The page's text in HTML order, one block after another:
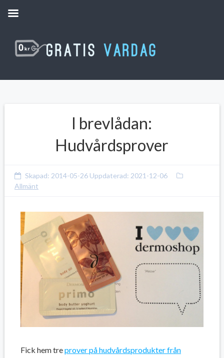
I brevlådan:
Hudvårdsprover
Skapad: 2014-05-26 Uppdaterad: 2021-12-06
Allmänt
Fick hem treprover på hudvårdsprodukter från